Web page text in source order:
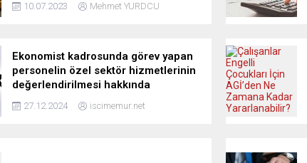
10.07.2023 Mehmet YURDCU
Ekonomist kadrosunda görev yapan
personelin özel sektör hizmetlerinin
değerlendirilmesi hakkında
27.12.2024 iscimemur.net